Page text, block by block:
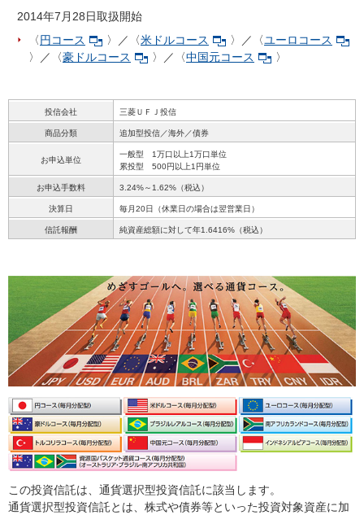
2014年7月28日取扱開始
〈円コース 〉／〈米ドルコース 〉／〈ユーロコース
〉／〈豪ドルコース 〉／〈中国元コース 〉
投信会社 三菱ＵＦＪ投信
商品分類 追加型投信／海外／債券
お申込単位
一般型 1万口以上1万口単位
累投型 500円以上1円単位
お申込手数料 3.24%～1.62%（税込）
決算日 毎月20日（休業日の場合は翌営業日）
信託報酬 純資産総額に対して年1.6416%（税込）
この投資信託は、通貨選択型投資信託に該当します。
通貨選択型投資信託とは、株式や債券等といった投資対象資産に加